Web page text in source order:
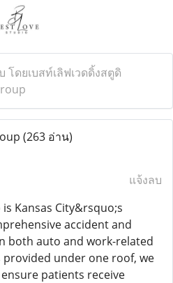
โดยเบสท์เลิฟเวดดิ้งสตูดิ
(263 อ่าน)
แจ้งลบ
Kansas City&rsquo;s
accident and
both auto and work-related
provided under one roof, we
patients receive